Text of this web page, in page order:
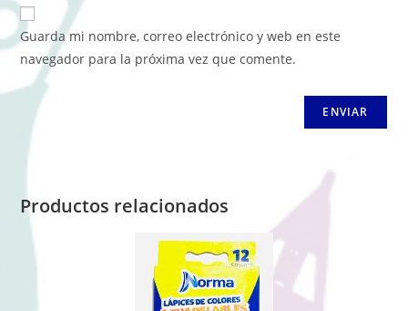
Guarda mi nombre, correo electrónico y web en este
navegador para la próxima vez que comente.
Productos relacionados